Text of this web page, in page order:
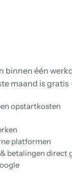
binnen één
maand is
opstartkosten
platformen
betalingen direct